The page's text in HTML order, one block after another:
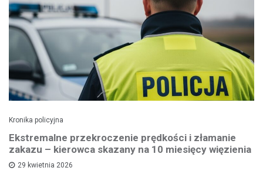
Kronika policyjna
Ekstremalne przekroczenie prędkości i złamanie
zakazu – kierowca skazany na 10 miesięcy więzienia
29 kwietnia 2026